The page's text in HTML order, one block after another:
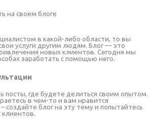
на своем блоге
в какой-либо области, то вы
услуги другим людям. Блог — это
новых клиентов. Сегодня мы
заработать с помощью него.
где будете делиться своим опытом.
в чем-то и вам нравится
создайте блог на эту тему и попытайтесь
клиентов.